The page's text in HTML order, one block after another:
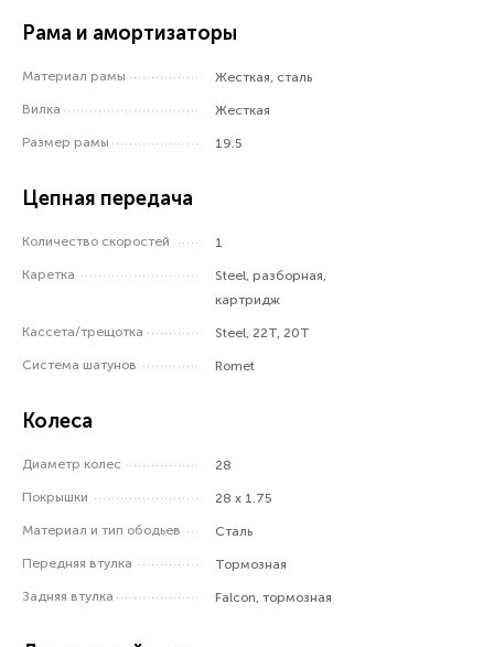
Рама и амортизаторы
Материал рамы Жесткая, сталь
Вилка Жесткая
Размер рамы 19.5
Цепная передача
Количество скоростей 1
Каретка
Steel, разборная,
картридж
Кассета/трещотка Steel, 22T, 20T
Система шатунов Romet
Колеса
Диаметр колес 28
Покрышки 28 x 1.75
Материал и тип ободьев Сталь
Передняя втулка Тормозная
Задняя втулка Falcon, тормозная